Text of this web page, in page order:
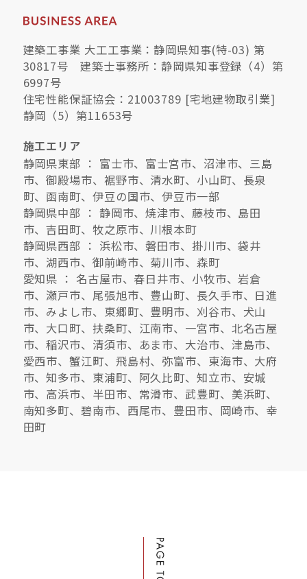
建築工事業 大工工事業：静岡県知事(特-03) 第
30817号 建築士事務所：静岡県知事登録（4）第
6997号
住宅性能保証協会：21003789 [宅地建物取引業]
静岡（5）第11653号
施工エリア
静岡県東部 ： 富士市、富士宮市、沼津市、三島
市、御殿場市、裾野市、清水町、小山町、長泉
町、函南町、伊豆の国市、伊豆市一部
静岡県中部 ： 静岡市、焼津市、藤枝市、島田
市、吉田町、牧之原市、川根本町
静岡県西部 ： 浜松市、磐田市、掛川市、袋井
市、湖西市、御前崎市、菊川市、森町
愛知県 ： 名古屋市、春日井市、小牧市、岩倉
市、瀬戸市、尾張旭市、豊山町、長久手市、日進
市、みよし市、東郷町、豊明市、刈谷市、犬山
市、大口町、扶桑町、江南市、一宮市、北名古屋
市、稲沢市、清須市、あま市、大治市、津島市、
愛西市、蟹江町、飛島村、弥富市、東海市、大府
市、知多市、東浦町、阿久比町、知立市、安城
市、高浜市、半田市、常滑市、武豊町、美浜町、
南知多町、碧南市、西尾市、豊田市、岡崎市、幸
田町